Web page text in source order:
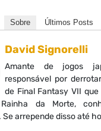
Sobre Últimos Posts
David Signorelli
Amante de jogos
responsável por
de Final Fantasy VII
da Morte,
Se arrepende disso até